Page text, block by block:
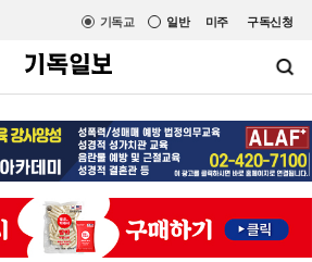
미주 구독신청
일반
기독교